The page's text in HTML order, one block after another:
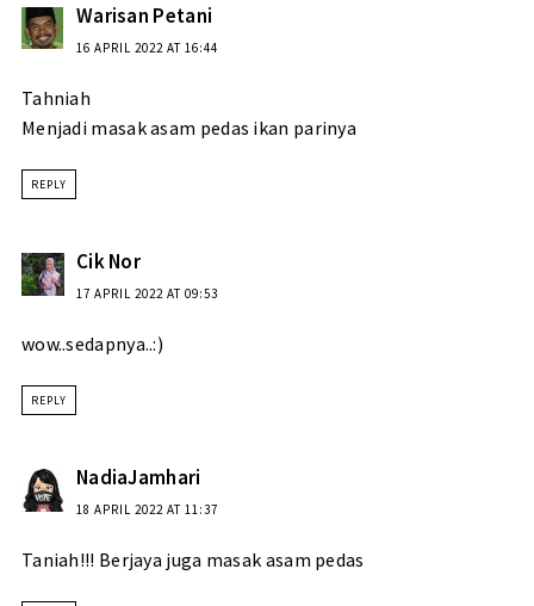
Warisan Petani
16 APRIL 2022 AT 16:44
Tahniah
Menjadi masak asam pedas ikan parinya
REPLY
Cik Nor
17 APRIL 2022 AT 09:53
wow..sedapnya..:)
REPLY
NadiaJamhari
18 APRIL 2022 AT 11:37
Taniah!!! Berjaya juga masak asam pedas